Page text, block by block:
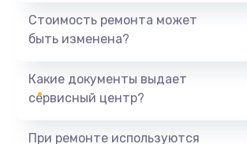
1440 руб.
Ремонт южного моста
Стоимость ремонта может
быть изменена?
Какие документы выдает
сервисный центр?
При ремонте используются